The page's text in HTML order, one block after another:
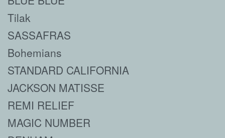
Tilak
SASSAFRAS
Bohemians
STANDARD CALIFORNIA
JACKSON MATISSE
REMI RELIEF
MAGIC NUMBER